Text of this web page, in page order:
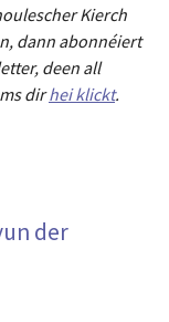
Kierch
dann abonnéiert
, deen all
dirhei klickt.
der